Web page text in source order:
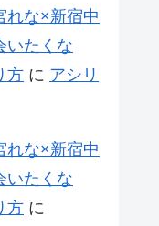
れな×新宿中
いたくな
方 に アシリ
れな×新宿中
いたくな
方 に